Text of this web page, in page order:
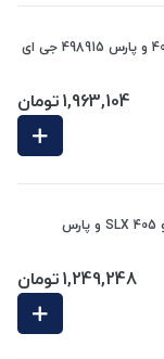
اینه برقی طرح جدید چپ پژو 405 و پارس 498915 جی ای
1,963,104تومان
اینه دستی طرح جدید راست پژو 405 SLX و پارس
1,249,248تومان